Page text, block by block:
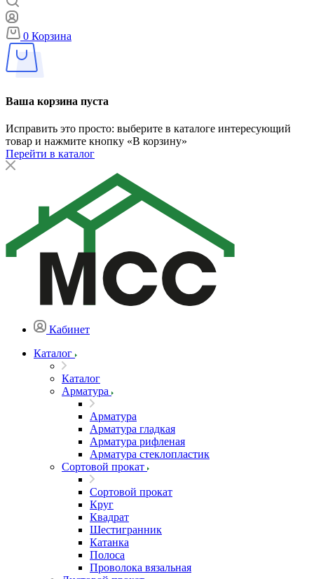
0 Корзина
Ваша корзина пуста
Исправить это просто: выберите в каталоге интересующий
товар и нажмите кнопку «В корзину»
Перейти в каталог
Кабинет
Каталог
Каталог
Арматура
Арматура
Арматура гладкая
Арматура рифленая
Арматура стеклопластик
Сортовой прокат
Сортовой прокат
Круг
Квадрат
Шестигранник
Катанка
Полоса
Проволока вязальная